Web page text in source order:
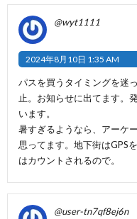
@wyt1111
2024年8月10日 1:35 AM
パスを買うタイミングを迷
止。お知らせに出てます。
います。
暑すぎるようなら、アーケ
思ってます。地下街はGPS
はカウントされるので。
@user-tn7qf8ej6n